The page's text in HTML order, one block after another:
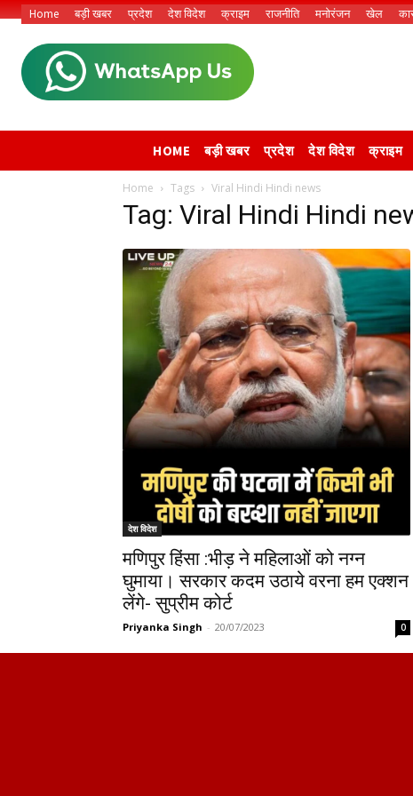
Home बड़ी खबर प्रदेश देश विदेश क्राइम राजनीति मनोरंजन खेल
HOME बड़ी खबर प्रदेश देश विदेश क्राइम
Home Tags Viral Hindi Hindi news
Tag: Viral Hindi Hindi
देश विदेश
मणिपुर हिंसा :भीड़ ने महिलाओं को नग्न
घुमाया। सरकार कदम उठाये वरना हम एक्शन
लेंगे- सुप्रीम कोर्ट
Priyanka Singh - 20/07/2023 0